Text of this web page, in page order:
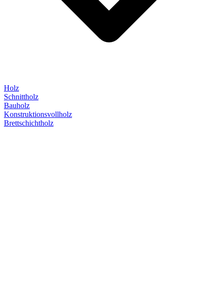
Holz
Schnittholz
Bauholz
Konstruktionsvollholz
Brettschichtholz